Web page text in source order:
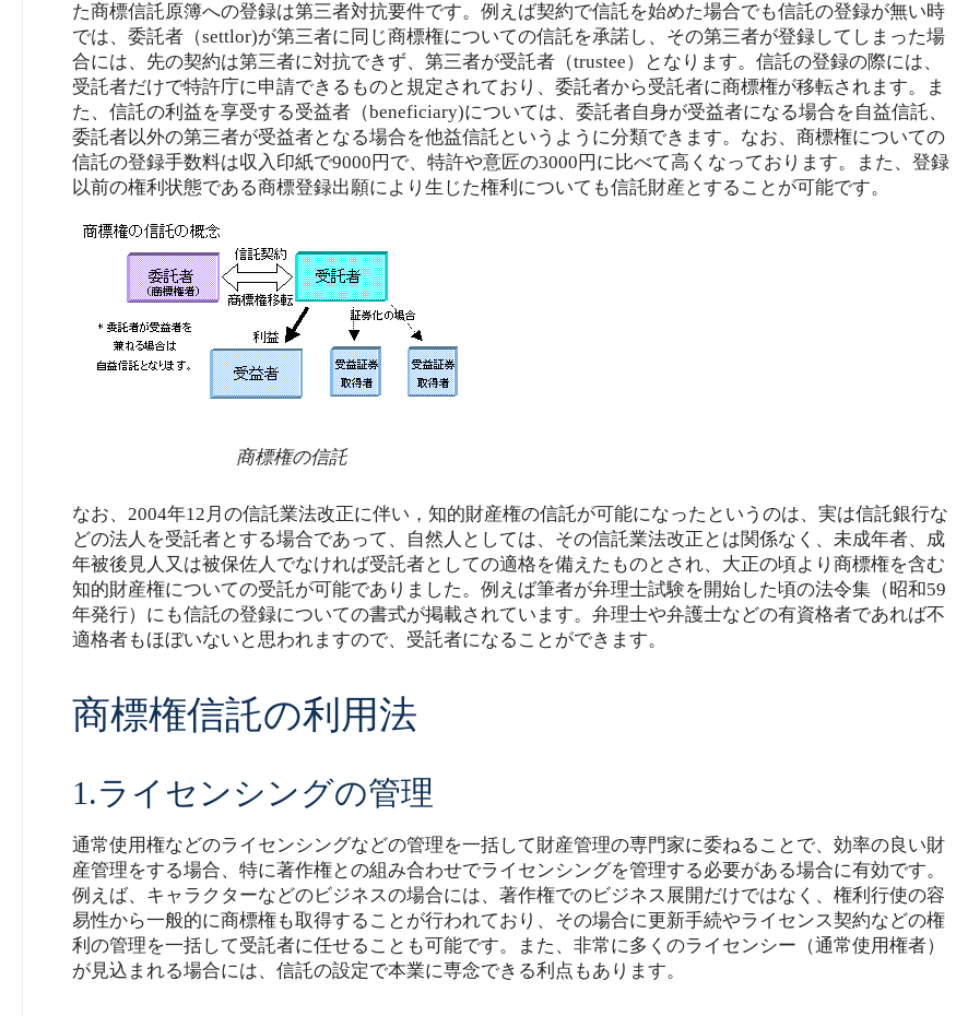
た商標信託原簿への登録は第三者対抗要件です。例えば契約で信託を始めた場合でも信託の登録が無い時
では、委託者（settlor)が第三者に同じ商標権についての信託を承諾し、その第三者が登録してしまった場
合には、先の契約は第三者に対抗できず、第三者が受託者（trustee）となります。信託の登録の際には、
受託者だけで特許庁に申請できるものと規定されており、委託者から受託者に商標権が移転されます。ま
た、信託の利益を享受する受益者（beneficiary)については、委託者自身が受益者になる場合を自益信託、
委託者以外の第三者が受益者となる場合を他益信託というように分類できます。なお、商標権についての
信託の登録手数料は収入印紙で9000円で、特許や意匠の3000円に比べて高くなっております。また、登録
以前の権利状態である商標登録出願により生じた権利についても信託財産とすることが可能です。
商標権の信託
なお、2004年12月の信託業法改正に伴い，知的財産権の信託が可能になったというのは、実は信託銀行な
どの法人を受託者とする場合であって、自然人としては、その信託業法改正とは関係なく、未成年者、成
年被後見人又は被保佐人でなければ受託者としての適格を備えたものとされ、大正の頃より商標権を含む
知的財産権についての受託が可能でありました。例えば筆者が弁理士試験を開始した頃の法令集（昭和59
年発行）にも信託の登録についての書式が掲載されています。弁理士や弁護士などの有資格者であれば不
適格者もほぼいないと思われますので、受託者になることができます。
商標権信託の利用法
1.ライセンシングの管理
通常使用権などのライセンシングなどの管理を一括して財産管理の専門家に委ねることで、効率の良い財
産管理をする場合、特に著作権との組み合わせでライセンシングを管理する必要がある場合に有効です。
例えば、キャラクターなどのビジネスの場合には、著作権でのビジネス展開だけではなく、権利行使の容
易性から一般的に商標権も取得することが行われており、その場合に更新手続やライセンス契約などの権
利の管理を一括して受託者に任せることも可能です。また、非常に多くのライセンシー（通常使用権者）
が見込まれる場合には、信託の設定で本業に専念できる利点もあります。